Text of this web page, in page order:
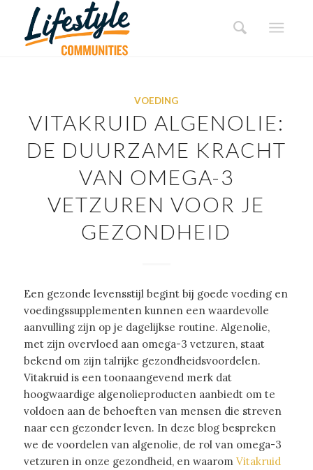
VOEDING
VITAKRUID ALGENOLIE:
DE DUURZAME KRACHT
VAN OMEGA-3
VETZUREN VOOR JE
GEZONDHEID
Een gezonde levensstijl begint bij goede voeding en
voedingssupplementen kunnen een waardevolle
aanvulling zijn op je dagelijkse routine. Algenolie,
met zijn overvloed aan omega-3 vetzuren, staat
bekend om zijn talrijke gezondheidsvoordelen.
Vitakruid is een toonaangevend merk dat
hoogwaardige algenolieproducten aanbiedt om te
voldoen aan de behoeften van mensen die streven
naar een gezonder leven. In deze blog bespreken
we de voordelen van algenolie, de rol van omega-3
vetzuren in onze gezondheid, en waarom Vitakruid